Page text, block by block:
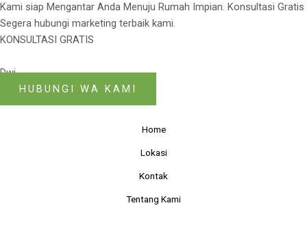
Kami siap Mengantar Anda Menuju Rumah Impian. Konsultasi Gratis
Segera hubungi marketing terbaik kami.
KONSULTASI GRATIS
Dwi
HUBUNGI WA KAMI
Home
Lokasi
Kontak
Tentang Kami